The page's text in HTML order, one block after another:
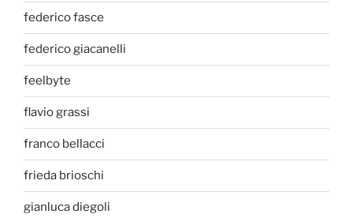
federico fasce
federico giacanelli
feelbyte
flavio grassi
franco bellacci
frieda brioschi
gianluca diegoli